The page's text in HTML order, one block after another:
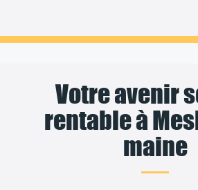
Votre avenir
rentable à
maine